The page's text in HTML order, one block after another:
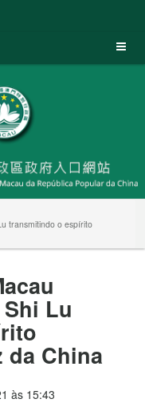
transmitindo o espírito
Lu
da China
às 15:43